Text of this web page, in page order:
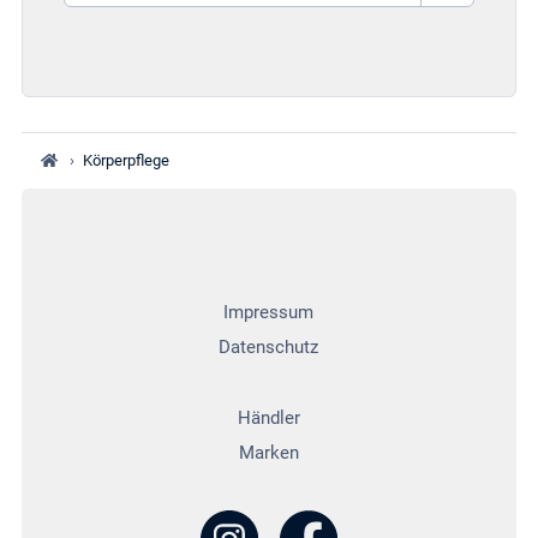
› Körperpflege
Impressum
Datenschutz
Händler
Marken